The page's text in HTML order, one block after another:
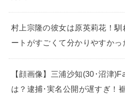
村上宗隆の彼女は原英莉花！馴
ートがすごくて分かりやすかっ
【顔画像】三浦沙知(30･沼津
は？逮捕･実名公開が遅すぎ！